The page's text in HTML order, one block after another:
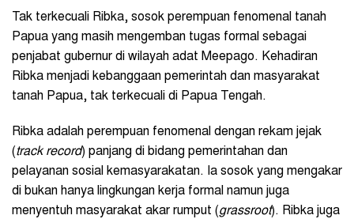
Tak terkecuali Ribka, sosok perempuan fenomenal tanah
Papua yang masih mengemban tugas formal sebagai
penjabat gubernur di wilayah adat Meepago. Kehadiran
Ribka menjadi kebanggaan pemerintah dan masyarakat
tanah Papua, tak terkecuali di Papua Tengah.
Ribka adalah perempuan fenomenal dengan rekam jejak
(track record) panjang di bidang pemerintahan dan
pelayanan sosial kemasyarakatan. Ia sosok yang mengakar
di bukan hanya lingkungan kerja formal namun juga
menyentuh masyarakat akar rumput (grassroot). Ribka juga